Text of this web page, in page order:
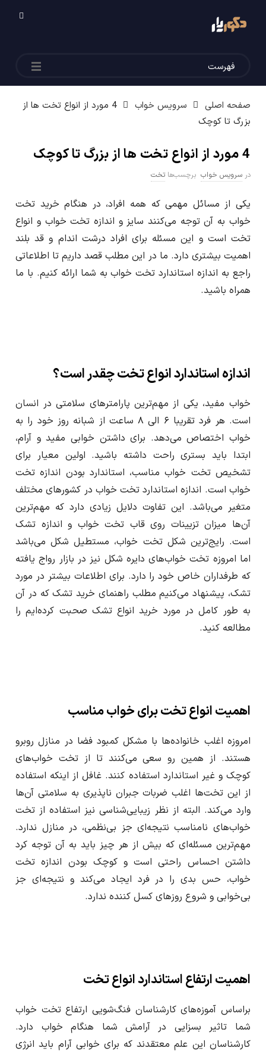
م
ل
ه
د
ک
و
ر
ی
ا
فهرست
صفحه اصلی
سرویس خواب
4 مورد از انواع تخت ها از
بزرگ تا کوچک
4 مورد از انواع تخت ها از بزرگ تا کوچک
درسرویس خواب برچسب‌هاتخت
یکی از مسائل مهمی که همه افراد، در هنگام خرید تخت
خواب به آن توجه می‌کنند سایز و اندازه تخت خواب و انواع
تخت است و این مسئله برای افراد درشت اندام و قد بلند
اهمیت بیشتری دارد. ما در این مطلب قصد داریم تا اطلاعاتی
راجع به اندازه استاندارد تخت خواب به شما ارائه کنیم. با ما
همراه باشید.
اندازه استاندارد انواع تخت چقدر است؟
خواب مفید، یکی از مهم‌ترین پارامتر‌های سلامتی در انسان
است. هر فرد تقریبا ۶ الی ۸ ساعت از شبانه روز خود را به
خواب اختصاص می‌دهد. برای داشتن خوابی مفید و آرام،
ابتدا باید بستری راحت داشته باشید. اولین معیار برای
تشخیص تخت خواب مناسب، استاندارد بودن اندازه تخت
خواب است. اندازه استاندارد تخت خواب در کشور‌های مختلف
متغیر می‌باشد. این تفاوت دلایل زیادی دارد که مهم‌ترین
آن‌ها میزان تزیینات روی قاب تخت خواب و اندازه تشک
است. رایج‌ترین شکل تخت خواب، مستطیل شکل می‌باشد
اما امروزه تخت خواب‌های دایره شکل نیز در بازار رواج یافته
که طرفداران خاص خود را دارد. برای اطلاعات بیشتر در مورد
تشک، پیشنهاد می‌کنیم مطلب راهنمای خرید تشک که در آن
به طور کامل در مورد خرید انواع تشک صحبت کرده‌ایم را
مطالعه کنید.
اهمیت انواع تخت برای خواب مناسب
امروزه اغلب خانواده‌‌‌ها با مشکل کمبود فضا در منازل روبرو
هستند. از همین رو سعی می‌کنند تا از تخت خواب‌های
کوچک و غیر استاندارد استفاده کنند. غافل از اینکه استفاده
از این تخت‌ها اغلب ضربات جبران ناپذیری به سلامتی آ‌ن‌ها
وارد می‌کند. البته از نظر زیبایی‌شناسی نیز استفاده از تخت‌
خواب‌های نامناسب نتیجه‌ای جز بی‌نظمی، در منازل ندارد.
مهم‌ترین مسئله‌ای که بیش از هر چیز باید به آن توجه کرد
داشتن احساس راحتی است و کوچک بودن اندازه تخت
خواب، حس بدی را در فرد ایجاد می‌کند و نتیجه‌ای جز
بی‌خوابی و شروع روز‌های کسل کننده ندارد.
اهمیت ارتفاع استاندارد انواع تخت
براساس آموزه‌های کارشناسان فنگ‌شویی ارتفاع تخت خواب
شما تاثیر بسزایی در آرامش شما هنگام خواب دارد.
کارشناسان این علم معتقدند که برای خوابی آرام باید انرژی